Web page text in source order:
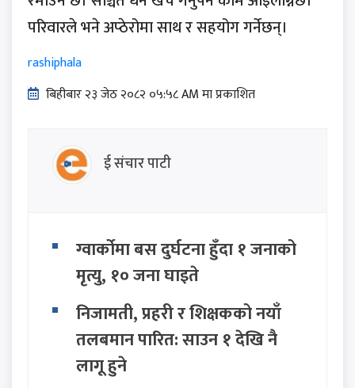
परिवारले भने अप्ठेरोमा साथ र सहयोग गर्नेछन्।
rashiphala
बिहीबार २३ जेठ २०८२ ०५:५८ AM मा प्रकाशित
ई संचार पाटी
ग्वार्कोमा बस दुर्घटना हुँदा १ जनाको
मृत्यु, १० जना घाइते
निजामती, प्रहरी र शिक्षकको नयाँ
तलबमान पारित: साउन १ देखि नै
लागू हुने